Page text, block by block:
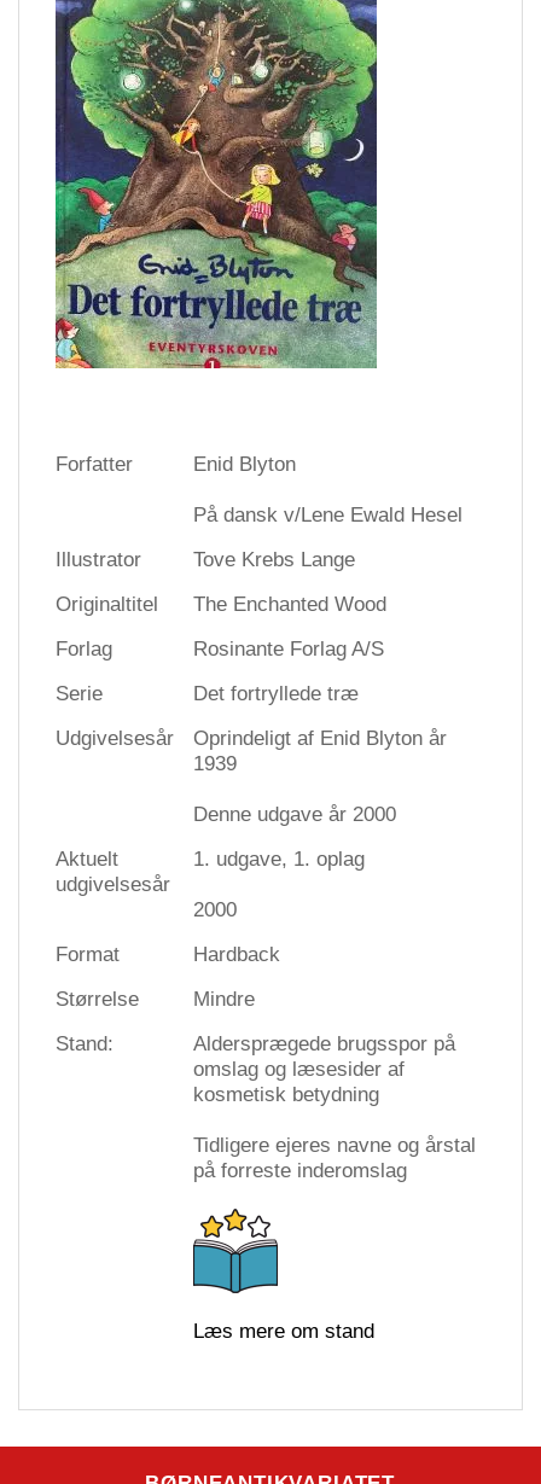
Forfatter Enid Blyton
På dansk v/Lene Ewald Hesel
Illustrator
Tove Krebs Lange
Originaltitel
The Enchanted Wood
Forlag
Rosinante Forlag A/S
Serie
Det fortryllede træ
Udgivelsesår
Oprindeligt af Enid Blyton år
1939
Denne udgave år 2000
Aktuelt
udgivelsesår
1. udgave, 1. oplag
2000
Format
Hardback
Størrelse
Mindre
Stand:
Aldersprægede brugsspor på
omslag og læsesider af
kosmetisk betydning
Tidligere ejeres navne og årstal
på forreste inderomslag
Læs mere om stand